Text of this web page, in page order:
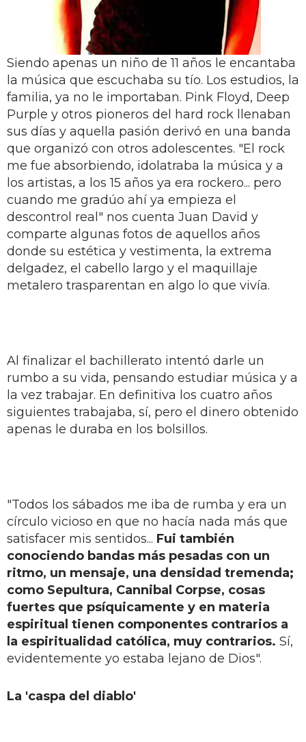
Siendo apenas un niño de 11 años le encantaba
la música que escuchaba su tío. Los estudios, la
familia, ya no le importaban. Pink Floyd, Deep
Purple y otros pioneros del hard rock llenaban
sus días y aquella pasión derivó en una banda
que organizó con otros adolescentes. "El rock
me fue absorbiendo, idolatraba la música y a
los artistas, a los 15 años ya era rockero... pero
cuando me gradúo ahí ya empieza el
descontrol real" nos cuenta Juan David y
comparte algunas fotos de aquellos años
donde su estética y vestimenta, la extrema
delgadez, el cabello largo y el maquillaje
metalero trasparentan en algo lo que vivía.
Al finalizar el bachillerato intentó darle un
rumbo a su vida, pensando estudiar música y a
la vez trabajar. En definitiva los cuatro años
siguientes trabajaba, sí, pero el dinero obtenido
apenas le duraba en los bolsillos.
"Todos los sábados me iba de rumba y era un
círculo vicioso en que no hacía nada más que
satisfacer mis sentidos... Fui también
conociendo bandas más pesadas con un
ritmo, un mensaje, una densidad tremenda;
como Sepultura, Cannibal Corpse, cosas
fuertes que psíquicamente y en materia
espiritual tienen componentes contrarios a
la espiritualidad católica, muy contrarios. Sí,
evidentemente yo estaba lejano de Dios".
La 'caspa del diablo'